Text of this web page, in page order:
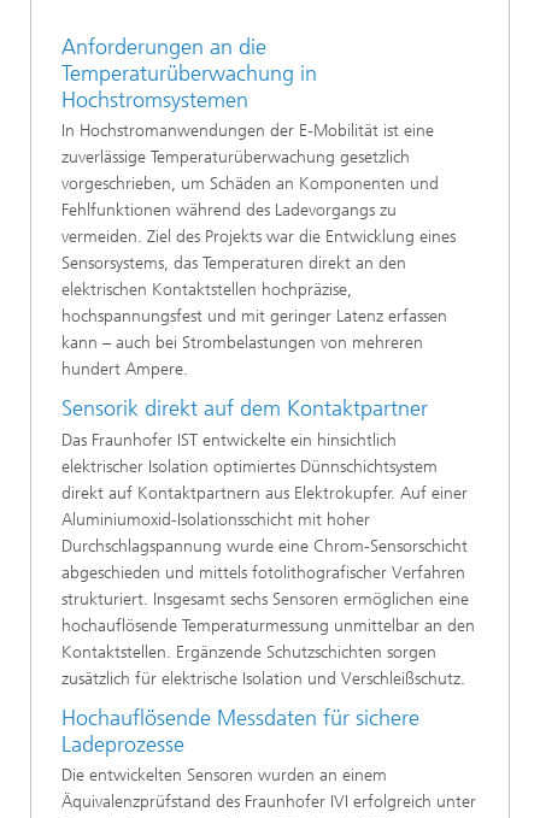
Anforderungen an die
Temperaturüberwachung in
Hochstromsystemen
In Hochstromanwendungen der E-Mobilität ist eine
zuverlässige Temperaturüberwachung gesetzlich
vorgeschrieben, um Schäden an Komponenten und
Fehlfunktionen während des Ladevorgangs zu
vermeiden. Ziel des Projekts war die Entwicklung eines
Sensorsystems, das Temperaturen direkt an den
elektrischen Kontaktstellen hochpräzise,
hochspannungsfest und mit geringer Latenz erfassen
kann – auch bei Strombelastungen von mehreren
hundert Ampere.
Sensorik direkt auf dem Kontaktpartner
Das Fraunhofer IST entwickelte ein hinsichtlich
elektrischer Isolation optimiertes Dünnschichtsystem
direkt auf Kontaktpartnern aus Elektrokupfer. Auf einer
Aluminiumoxid-Isolationsschicht mit hoher
Durchschlagspannung wurde eine Chrom-Sensorschicht
abgeschieden und mittels fotolithografischer Verfahren
strukturiert. Insgesamt sechs Sensoren ermöglichen eine
hochauflösende Temperaturmessung unmittelbar an den
Kontaktstellen. Ergänzende Schutzschichten sorgen
zusätzlich für elektrische Isolation und Verschleißschutz.
Hochauflösende Messdaten für sichere
Ladeprozesse
Die entwickelten Sensoren wurden an einem
Äquivalenzprüfstand des Fraunhofer IVI erfolgreich unter